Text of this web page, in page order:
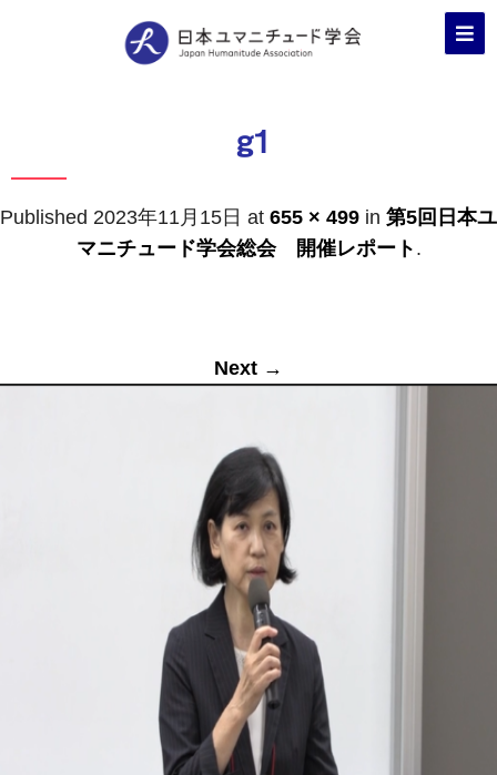
g1
Published 2023年11月15日 at 655 × 499 in 第5回日本ユ
マニチュード学会総会 開催レポート .
Next →